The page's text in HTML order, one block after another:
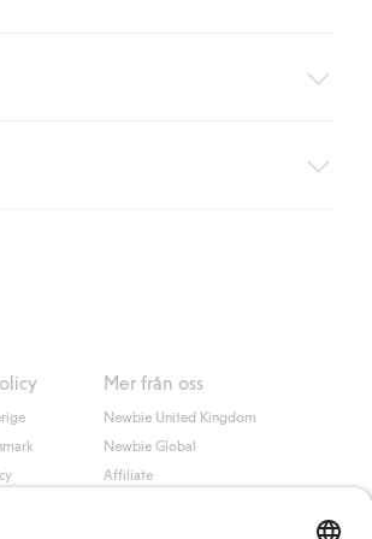
tas bort per automatik efter du
Mer från oss
Newbie United Kingdom
Newbie Global
Affiliate